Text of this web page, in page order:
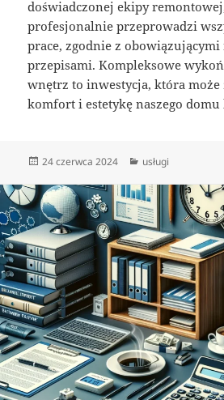
doświadczonej ekipy
profesjonalnie przeprowadzi
prace, zgodnie z
przepisami. Kompleksowe
wnętrz to inwestycja, która może
komfort i estetykę naszego
Data
24 czerwca 2024 Kategorie
usługi